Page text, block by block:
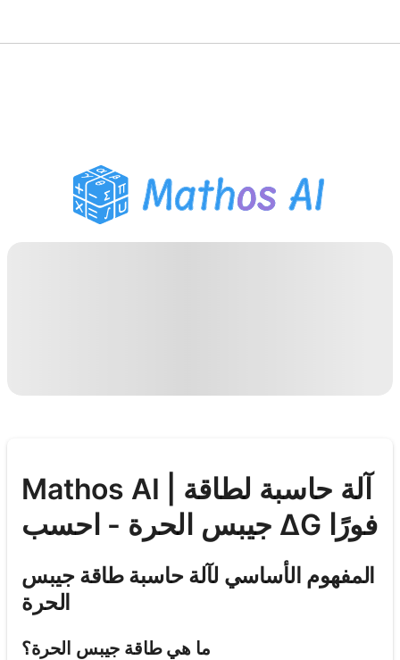
مساعد واجبات PDF
أدوات الدراسة
Mathos AI | آلة حاسبة لطاقة
جيبس الحرة - احسب ΔG فورًا
المفهوم الأساسي لآلة حاسبة طاقة جيبس
الحرة
ما هي طاقة جيبس الحرة؟